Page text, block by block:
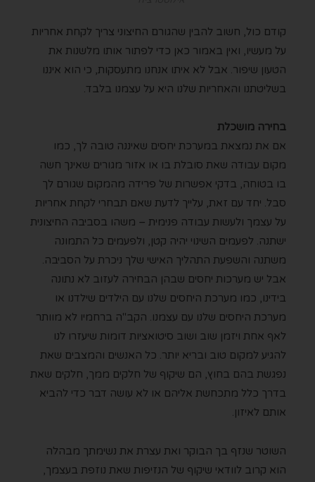
קודם כול, חשוב להבין שהגורם החיצוני צריך לקחת אחריות
על מעשיו, ואין באמור כאן כדי לפתור אותו מלשנות את
הטעון שיפור. אבל לא איתו אנחנו מתעסקות, כי הוא איננו
בשליטתנו והאחריות שלנו היא על עצמנו בלבד.
בחירה מושכלת
אם את נמצאת במערכת יחסים שאיננה טובה לך, כמו
מקום עבודה שאת סובלת בו או אזור מגורים שאינך חשה
בו בטוחה, בדקי אפשרות של פרידה מהמקום שגורם לך
סבל. יחד עם זאת, עלייך לדעת שאם תבחרי לקחת אחריות
על עצמך ולעשות עבודה פנימית – משהו בסביבה החיצונית
ישתנה. לפעמים השינוי יהיה קטן, ולפעמים כל התמונה
משתנה והשפעת התהליך האישי שלך ניכרת על הסביבה.
אבל יש מערכות יחסים שבהן הבחירה לעזוב לא נתונה
בידינו, כמו מערכת היחסים שלנו עם הילדים שילדנו או
מערכת היחסים שלנו עם עצמנו. הקב"ה ברחמיו לא מוותר
לאף אחת ויזמן שוב ושוב סיטואציות דומות שיעזרו לנו
להגיע למקום טוב ובריא יותר. כל האנשים והמצבים שאת
נפגשת בהם בחוץ, הם שיקוף של חלקים ממך, חלקים שאת
בדרך כלל מתכחשת אליהם או לא עושה דבר כדי להביא
אותם לאיזון.
השוטר שנזף בך הבוקר ואת עצרת את נשימתך מבהלה
הוא קרוב לוודאי שיקוף של הנזיפות שאת נוזפת בעצמך,